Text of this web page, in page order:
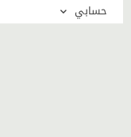
حسابي